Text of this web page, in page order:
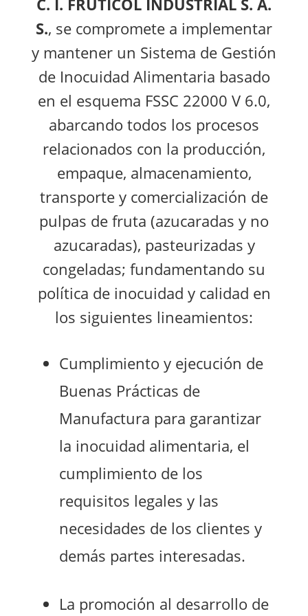
S., se compromete a implementar
y mantener un Sistema de Gestión
de Inocuidad Alimentaria basado
en el esquema FSSC 22000 V 6.0,
abarcando todos los procesos
relacionados con la producción,
empaque, almacenamiento,
transporte y comercialización de
pulpas de fruta (azucaradas y no
azucaradas), pasteurizadas y
congeladas; fundamentando su
política de inocuidad y calidad en
los siguientes lineamientos:
Cumplimiento y ejecución de
Buenas Prácticas de
Manufactura para garantizar
la inocuidad alimentaria, el
cumplimiento de los
requisitos legales y las
necesidades de los clientes y
demás partes interesadas.
La promoción al desarrollo de